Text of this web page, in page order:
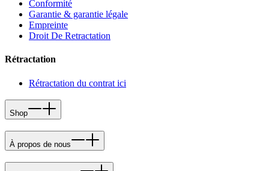
Conformité
Garantie & garantie légale
Empreinte
Droit De Retractation
Rétractation
Rétractation du contrat ici
Shop
À propos de nous